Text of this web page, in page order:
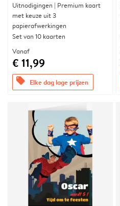
Uitnodigingen | Premium kaart
met keuze uit 3
papierafwerkingen
Set van 10 kaarten
Vanaf
€ 11,99
offers Elke dag lage prijzen